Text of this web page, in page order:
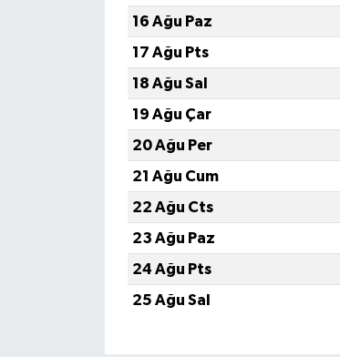
16 Ağu Paz
17 Ağu Pts
18 Ağu Sal
19 Ağu Çar
20 Ağu Per
21 Ağu Cum
22 Ağu Cts
23 Ağu Paz
24 Ağu Pts
25 Ağu Sal